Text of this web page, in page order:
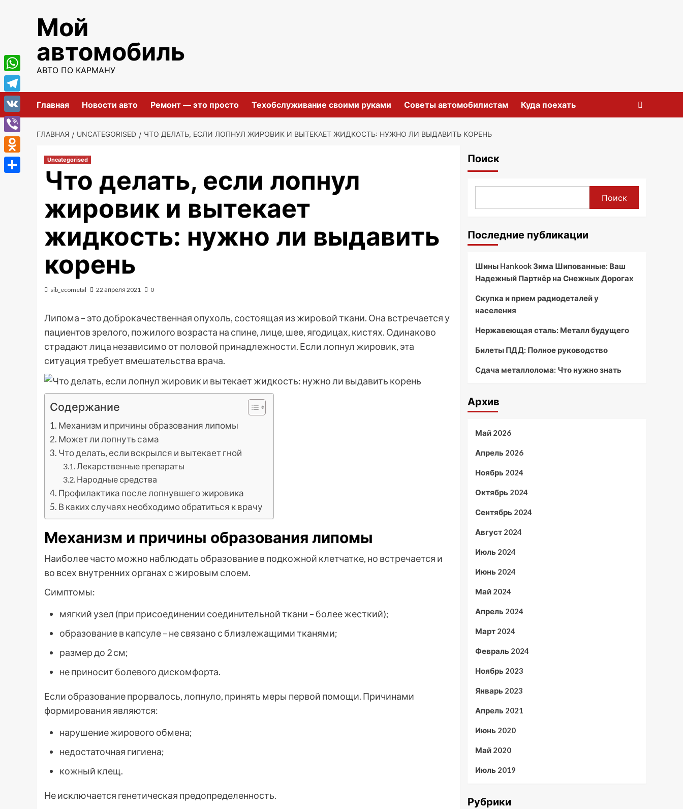
содержимомуМой
автомобиль
АВТО ПО КАРМАНУ
Главная Новости авто Ремонт — это просто Техобслуживание своими руками Советы автомобилистам Куда поехать
ГЛАВНАЯ UNCATEGORISED ЧТО ДЕЛАТЬ, ЕСЛИ ЛОПНУЛ ЖИРОВИК И ВЫТЕКАЕТ ЖИДКОСТЬ: НУЖНО ЛИ ВЫДАВИТЬ КОРЕНЬ
Uncategorised
Что делать, если лопнул
жировик и вытекает
жидкость: нужно ли выдавить
корень
sib_ecometal 22 апреля 2021 0
Липома – это доброкачественная опухоль, состоящая из жировой ткани. Она встречается у
пациентов зрелого, пожилого возраста на спине, лице, шее, ягодицах, кистях. Одинаково
страдают лица независимо от половой принадлежности. Если лопнул жировик, эта
ситуация требует вмешательства врача.
Содержание
Механизм и причины образования липомы
Может ли лопнуть сама
Что делать, если вскрылся и вытекает гной
Лекарственные препараты
Народные средства
Профилактика после лопнувшего жировика
В каких случаях необходимо обратиться к врачу
Механизм и причины образования липомы
Наиболее часто можно наблюдать образование в подкожной клетчатке, но встречается и
во всех внутренних органах с жировым слоем.
Симптомы:
мягкий узел (при присоединении соединительной ткани – более жесткий);
образование в капсуле – не связано с близлежащими тканями;
размер до 2 см;
не приносит болевого дискомфорта.
Если образование прорвалось, лопнуло, принять меры первой помощи. Причинами
формирования являются:
нарушение жирового обмена;
недостаточная гигиена;
кожный клещ.
Не исключается генетическая предопределенность.
Поиск
Поиск
Последние публикации
Шины Hankook Зима Шипованные: Ваш
Надежный Партнёр на Снежных Дорогах
Скупка и прием радиодеталей у
населения
Нержавеющая сталь: Металл будущего
Билеты ПДД: Полное руководство
Сдача металлолома: Что нужно знать
Архив
Май 2026
Апрель 2026
Ноябрь 2024
Октябрь 2024
Сентябрь 2024
Август 2024
Июль 2024
Июнь 2024
Май 2024
Апрель 2024
Март 2024
Февраль 2024
Ноябрь 2023
Январь 2023
Апрель 2021
Июнь 2020
Май 2020
Июль 2019
Рубрики
WhatsApp
Telegram
VK
Viber
Odnoklassniki
Отправить